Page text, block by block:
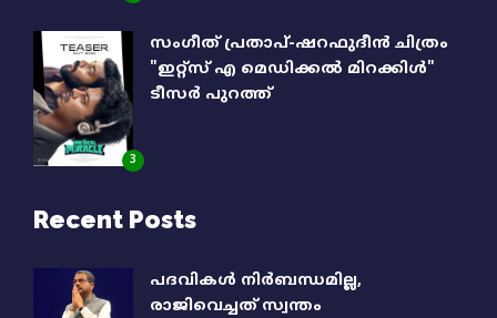
3
സംഗീത് പ്രതാപ്-ഷറഫുദീൻ ചിത്രം
"ഇറ്റ്സ് എ മെഡിക്കൽ മിറക്കിൾ"
ടീസർ പുറത്ത്
Recent Posts
പദവികൾ നിർബന്ധമില്ല,
രാജിവെച്ചത് സ്വന്തം